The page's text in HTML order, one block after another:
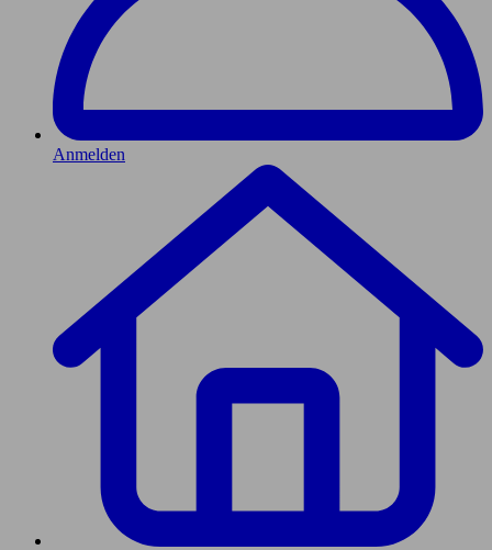
Anmelden